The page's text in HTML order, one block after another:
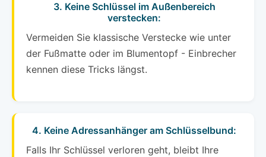
3. Keine Schlüssel im Außenbereich
verstecken:
Vermeiden Sie klassische Verstecke wie unter
der Fußmatte oder im Blumentopf - Einbrecher
kennen diese Tricks längst.
4. Keine Adressanhänger am Schlüsselbund:
Falls Ihr Schlüssel verloren geht, bleibt Ihre